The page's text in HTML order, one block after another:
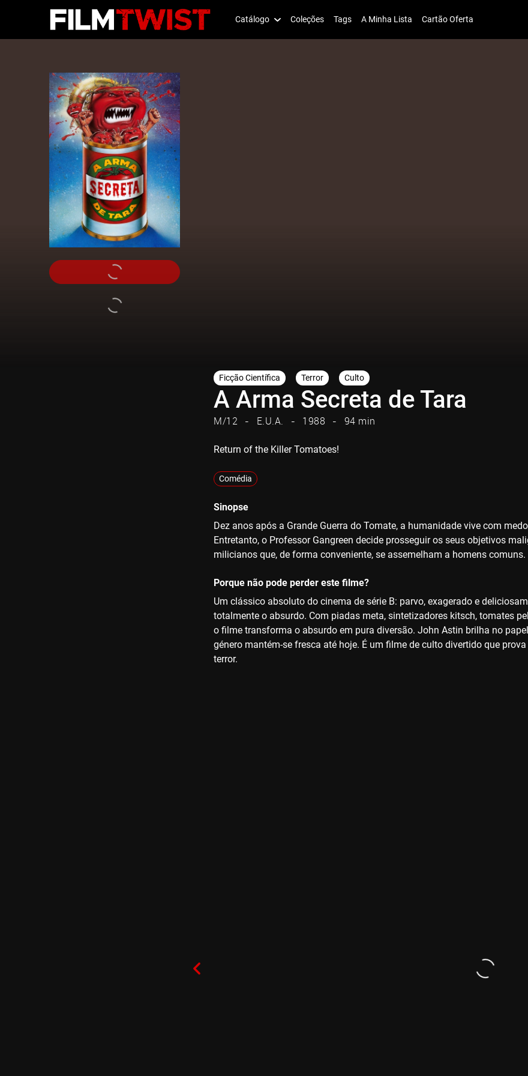
Catálogo Coleções Tags A Minha Lista Cartão Oferta
Ficção Científica Terror Culto
A Arma Secreta de Tara
M/12 E.U.A. 1988 94 min
Return of the Killer Tomatoes!
Comédia
Sinopse
Dez anos após a Grande Guerra do Tomate, a humanidade vive com
Entretanto, o Professor Gangreen decide prosseguir os seus objetivos
milicianos que, de forma conveniente, se assemelham a homens comuns.
Porque não pode perder este filme?
Um clássico absoluto do cinema de série B: parvo, exagerado e
totalmente o absurdo. Com piadas meta, sintetizadores kitsch, tomates
o filme transforma o absurdo em pura diversão. John Astin brilha no
género mantém-se fresca até hoje. É um filme de culto divertido que
terror.